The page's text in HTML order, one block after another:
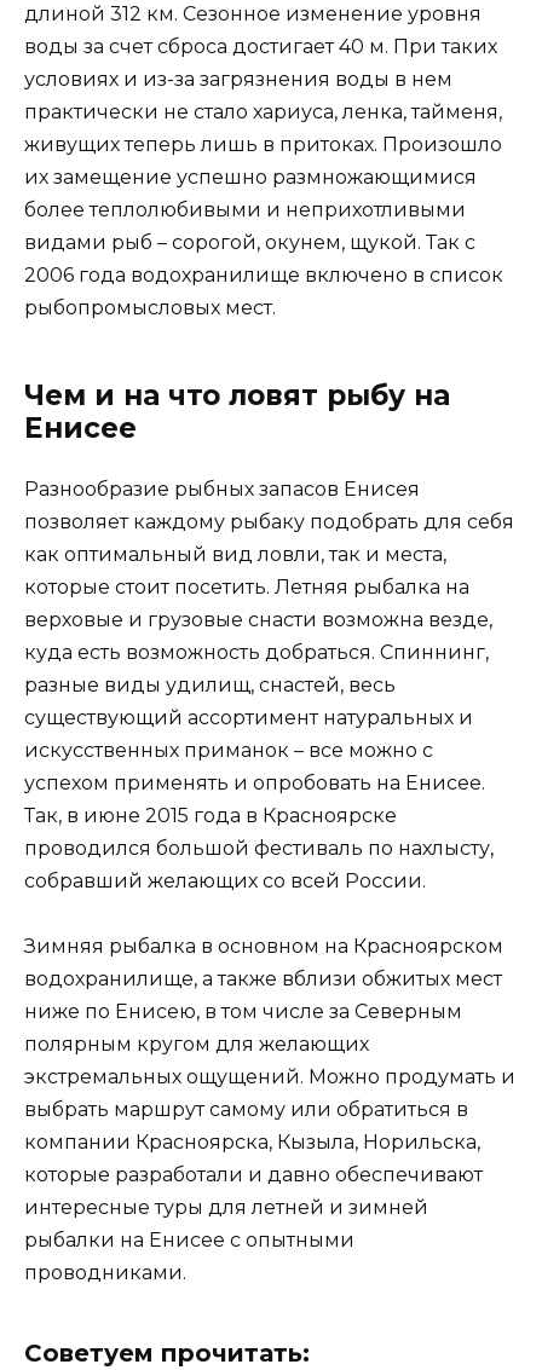
длиной 312 км. Сезонное изменение уровня
воды за счет сброса достигает 40 м. При таких
условиях и из-за загрязнения воды в нем
практически не стало хариуса, ленка, тайменя,
живущих теперь лишь в притоках. Произошло
их замещение успешно размножающимися
более теплолюбивыми и неприхотливыми
видами рыб – сорогой, окунем, щукой. Так с
2006 года водохранилище включено в список
рыбопромысловых мест.
Чем и на что ловят рыбу на
Енисее
Разнообразие рыбных запасов Енисея
позволяет каждому рыбаку подобрать для себя
как оптимальный вид ловли, так и места,
которые стоит посетить. Летняя рыбалка на
верховые и грузовые снасти возможна везде,
куда есть возможность добраться. Спиннинг,
разные виды удилищ, снастей, весь
существующий ассортимент натуральных и
искусственных приманок – все можно с
успехом применять и опробовать на Енисее.
Так, в июне 2015 года в Красноярске
проводился большой фестиваль по нахлысту,
собравший желающих со всей России.
Зимняя рыбалка в основном на Красноярском
водохранилище, а также вблизи обжитых мест
ниже по Енисею, в том числе за Северным
полярным кругом для желающих
экстремальных ощущений. Можно продумать и
выбрать маршрут самому или обратиться в
компании Красноярска, Кызыла, Норильска,
которые разработали и давно обеспечивают
интересные туры для летней и зимней
рыбалки на Енисее с опытными
проводниками.
Советуем прочитать: